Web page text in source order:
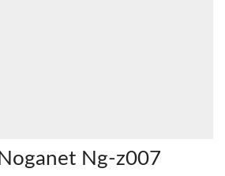
Ng-z007